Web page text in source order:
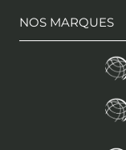
NOS MARQUES